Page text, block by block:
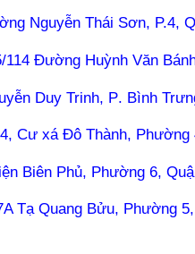
Nguyễn Thái Sơn, P.4,
114 Đường Huỳnh Văn
Duy Trinh, P. Bình
Cư xá Đô Thành, Phường
Biên Phủ, Phường 6,
Tạ Quang Bửu, Phường